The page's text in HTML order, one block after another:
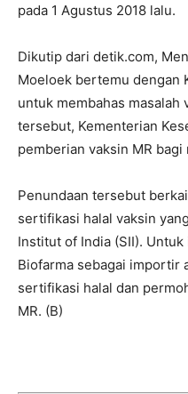
pada 1 Agustus 2018 lalu.
Dikutip dari detik.com,
Moeloek bertemu dengan
untuk membahas masalah
tersebut, Kementerian
pemberian vaksin MR bagi
Penundaan tersebut
sertifikasi halal vaksin
Institut of India (SII).
Biofarma sebagai importir
sertifikasi halal dan
MR. (B)